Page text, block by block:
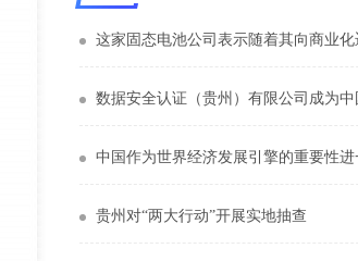
中国作为世界经济发展引擎的重要性进
贵州对“两大行动”开展实地抽查